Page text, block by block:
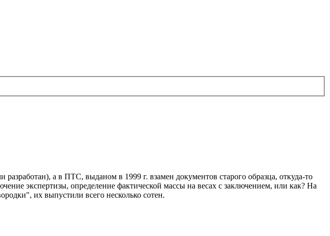
а в ПТС, выданом в 1999 г. взамен документов старого образца, откуда-то
экспертизы, определение фактической массы на весах с заключением, или как? На
их выпустили всего несколько сотен.